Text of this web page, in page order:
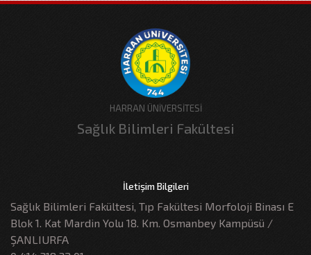
HARRAN ÜNİVERSİTESİ
Sağlık Bilimleri Fakültesi
İletişim Bilgileri
Sağlık Bilimleri Fakültesi, Tıp Fakültesi Morfoloji Binası E
Blok 1. Kat Mardin Yolu 18. Km. Osmanbey Kampüsü /
ŞANLIURFA